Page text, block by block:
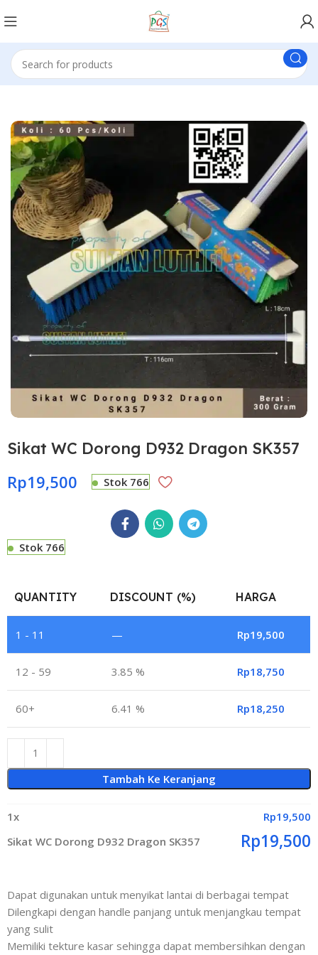
Sikat WC Dorong D932 Dragon SK357
Rp19,500 Stok 766
Stok 766
QUANTITY DISCOUNT (%) HARGA
1 - 11 — Rp19,500
12 - 59 3.85 % Rp18,750
60+ 6.41 % Rp18,250
Tambah Ke Keranjang
1x Rp19,500
Sikat WC Dorong D932 Dragon SK357
Rp19,500
Dapat digunakan untuk menyikat lantai di berbagai tempat
Dilengkapi dengan handle panjang untuk menjangkau tempat
yang sulit
Memiliki tekture kasar sehingga dapat membersihkan dengan